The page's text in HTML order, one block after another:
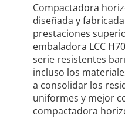
Compactadora
diseñada y
prestaciones
embaladora LCC
serie resistentes
incluso los
a consolidar los
uniformes y mejor
compactadora